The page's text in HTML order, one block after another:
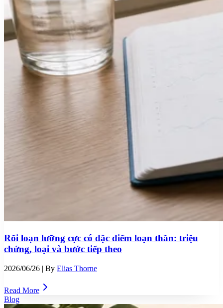
Rối loạn lưỡng cực có đặc điểm loạn thần: triệu
chứng, loại và bước tiếp theo
2026/06/26 | By Elias Thorne
Read More
Blog